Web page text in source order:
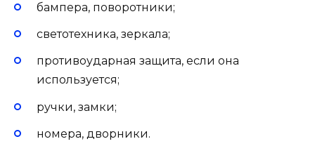
бампера, поворотники;
светотехника, зеркала;
противоударная защита, если она
используется;
ручки, замки;
номера, дворники.